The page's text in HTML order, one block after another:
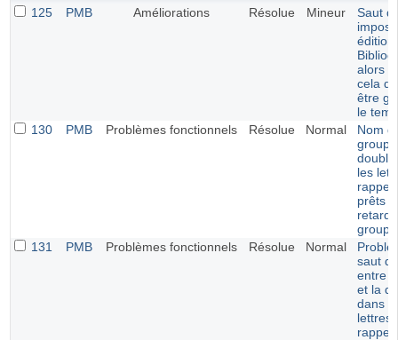
125
PMB Améliorations Résolue Mineur
Saut
édition
alors
cela
être
le
130
PMB Problèmes fonctionnels Résolue Normal
Nom
les
rappel
prêts
groupe
131
PMB Problèmes fonctionnels Résolue Normal
saut
entre
et la
dans
lettres
rappel